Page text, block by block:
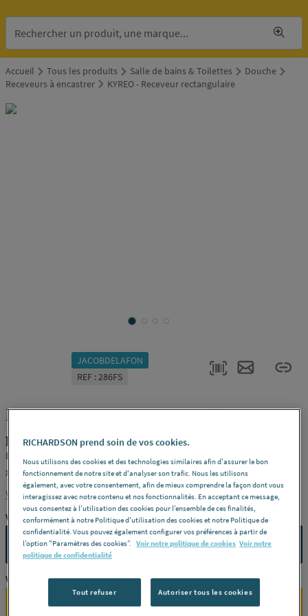
Accueil Tous les produits Salle de bains & Toilettes
Douche
Receveurs à encastrer
KYREO - Receveur rectangulaire
JACOBDELAFON
REF : 286FS
KYREO - Receveur rectangulaire
JACOBDELAFON ENP902-00
Extraplat à poser ou à encastrer, céramique - Modèle
L 120 x l 90
x H 4 cm -FinitionBlanc -RéférenceENP902-00
Voir la description complète
Vous avez un projet ?
CONTACTEZ-NOUS
Vous êtes un professionnel ?
SE CONNECTER
RICHARDSON prend soin de vos cookies.
Nous utilisons des cookies et des technologies similaires afin d'assurer le bon
fonctionnement de notre site et d'analyser son trafic. Nous les utilisons
également, avec votre consentement, afin de mieux comprendre la façon dont vous
interagissez avec notre contenu et nos fonctionnalités. En acceptant ce message,
vous consentez à l’utilisation des cookies pour l’ensemble de ces finalités,
conformément à notre Politique d'utilisation des cookies et notre Politique de
confidentialité. Vous pouvez également configurer vos préférences à partir de
l’option "Paramètres des cookies”. Voir notre politique de cookies Voir notre
politique de confidentialité
Tout refuser Autoriser tous les cookies